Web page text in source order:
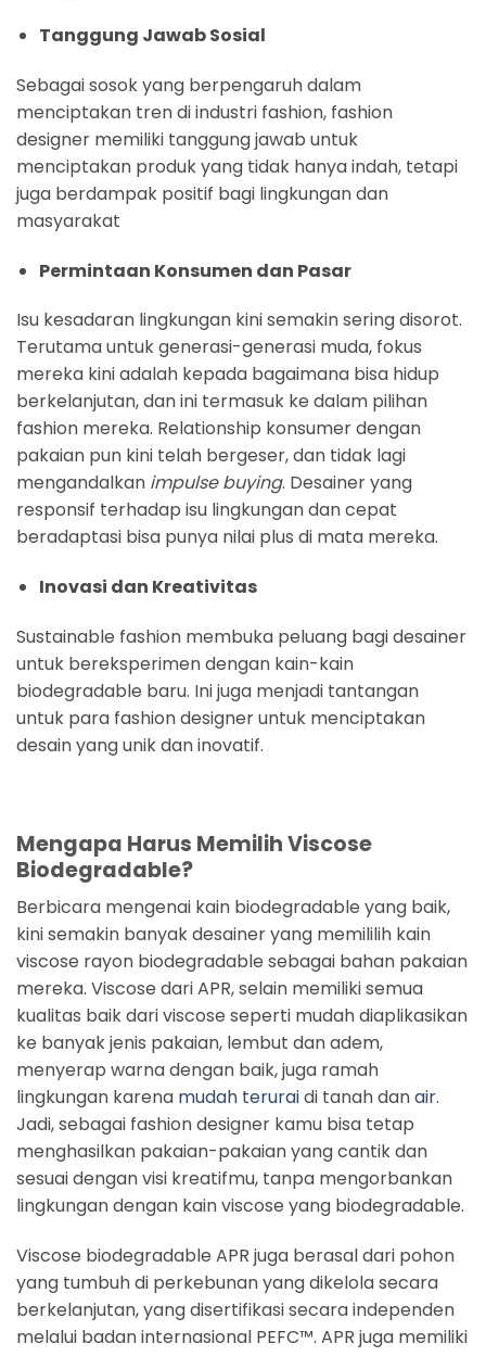
Tanggung Jawab Sosial
Sebagai sosok yang berpengaruh dalam
menciptakan tren di industri fashion, fashion
designer memiliki tanggung jawab untuk
menciptakan produk yang tidak hanya indah, tetapi
juga berdampak positif bagi lingkungan dan
masyarakat
Permintaan Konsumen dan Pasar
Isu kesadaran lingkungan kini semakin sering disorot.
Terutama untuk generasi-generasi muda, fokus
mereka kini adalah kepada bagaimana bisa hidup
berkelanjutan, dan ini termasuk ke dalam pilihan
fashion mereka. Relationship konsumer dengan
pakaian pun kini telah bergeser, dan tidak lagi
mengandalkan impulse buying. Desainer yang
responsif terhadap isu lingkungan dan cepat
beradaptasi bisa punya nilai plus di mata mereka.
Inovasi dan Kreativitas
Sustainable fashion membuka peluang bagi desainer
untuk bereksperimen dengan kain-kain
biodegradable baru. Ini juga menjadi tantangan
untuk para fashion designer untuk menciptakan
desain yang unik dan inovatif.
Mengapa Harus Memilih Viscose
Biodegradable?
Berbicara mengenai kain biodegradable yang baik,
kini semakin banyak desainer yang memililih kain
viscose rayon biodegradable sebagai bahan pakaian
mereka. Viscose dari APR, selain memiliki semua
kualitas baik dari viscose seperti mudah diaplikasikan
ke banyak jenis pakaian, lembut dan adem,
menyerap warna dengan baik, juga ramah
lingkungan karena mudah teruraidi tanah danair.
Jadi, sebagai fashion designer kamu bisa tetap
menghasilkan pakaian-pakaian yang cantik dan
sesuai dengan visi kreatifmu, tanpa mengorbankan
lingkungan dengan kain viscose yang biodegradable.
Viscose biodegradable APR juga berasal dari pohon
yang tumbuh di perkebunan yang dikelola secara
berkelanjutan, yang disertifikasi secara independen
melalui badan internasional PEFC™. APR juga memiliki